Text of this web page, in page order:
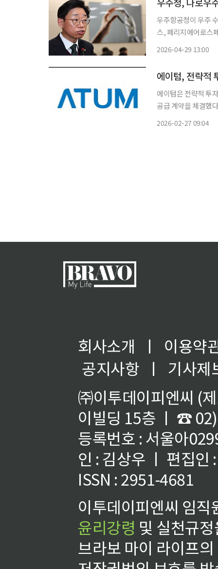
우주항공청이 우주
스, 페리지에어로스
2026-04-29 13:00
에이텀, 전략적
에이텀은 전략적 투
공급 계약을 체결했
2026-02-27 09:04
회사소개 ㅣ
이용약
공지사항
ㅣ
기사제
㈜이투데이피엔씨 (
이빌딩 15층 ㅣ ☎
등록번호 : 서울아
인 : 김상우 ㅣ 편집인
ISSN : 2951-4681
이투데이피엔씨 임
윤리강령 및 실천규
브라보 마이 라이프